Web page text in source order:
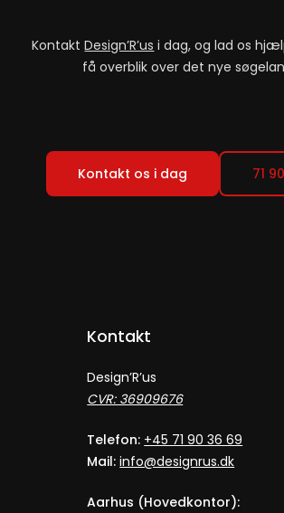
KontaktDesign’R’us i dag, og lad os
få overblik over det nye
Kontakt os i dag 71
Kontakt
Design’R’us
CVR: 36909676
Telefon: +45 71 90 36 69
Mail:info@designrus.dk
Aarhus (Hovedkontor):